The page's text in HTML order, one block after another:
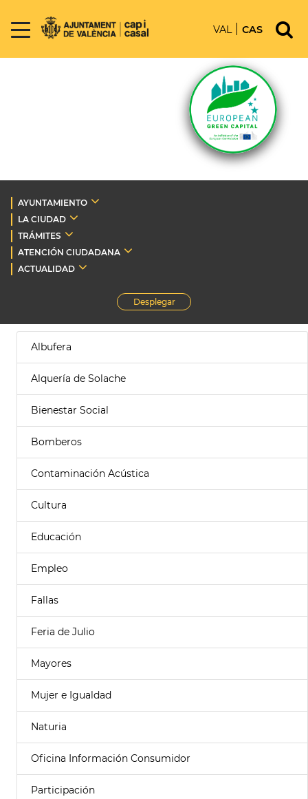
VAL CAS
AYUNTAMIENTO
LA CIUDAD
TRÁMITES
ATENCIÓN CIUDADANA
ACTUALIDAD
Desplegar
Albufera
Alquería de Solache
Bienestar Social
Bomberos
Contaminación Acústica
Cultura
Educación
Empleo
Fallas
Feria de Julio
Mayores
Mujer e Igualdad
Naturia
Oficina Información Consumidor
Participación